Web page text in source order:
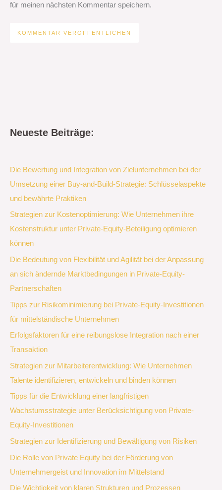
für meinen nächsten Kommentar speichern.
Neueste Beiträge:
Die Bewertung und Integration von Zielunternehmen bei der
Umsetzung einer Buy-and-Build-Strategie: Schlüsselaspekte
und bewährte Praktiken
Strategien zur Kostenoptimierung: Wie Unternehmen ihre
Kostenstruktur unter Private-Equity-Beteiligung optimieren
können
Die Bedeutung von Flexibilität und Agilität bei der Anpassung
an sich ändernde Marktbedingungen in Private-Equity-
Partnerschaften
Tipps zur Risikominimierung bei Private-Equity-Investitionen
für mittelständische Unternehmen
Erfolgsfaktoren für eine reibungslose Integration nach einer
Transaktion
Strategien zur Mitarbeiterentwicklung: Wie Unternehmen
Talente identifizieren, entwickeln und binden können
Tipps für die Entwicklung einer langfristigen
Wachstumsstrategie unter Berücksichtigung von Private-
Equity-Investitionen
Strategien zur Identifizierung und Bewältigung von Risiken
Die Rolle von Private Equity bei der Förderung von
Unternehmergeist und Innovation im Mittelstand
Die Wichtigkeit von klaren Strukturen und Prozessen